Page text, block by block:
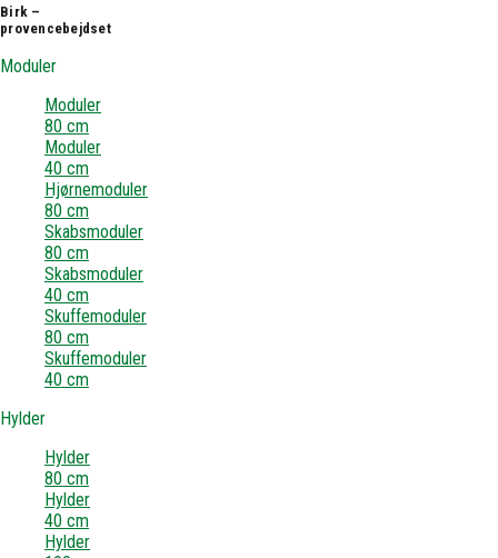
Birk –
provencebejdset
Moduler
Moduler
80 cm
Moduler
40 cm
Hjørnemoduler
80 cm
Skabsmoduler
80 cm
Skabsmoduler
40 cm
Skuffemoduler
80 cm
Skuffemoduler
40 cm
Hylder
Hylder
80 cm
Hylder
40 cm
Hylder